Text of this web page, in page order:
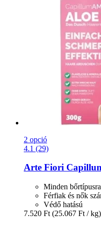
2 opció
4.1 (29)
Arte Fiori
Minden bőrtípusra
Férfiak és nők
Védő hatású
7.520 Ft (25.067 Ft / kg)